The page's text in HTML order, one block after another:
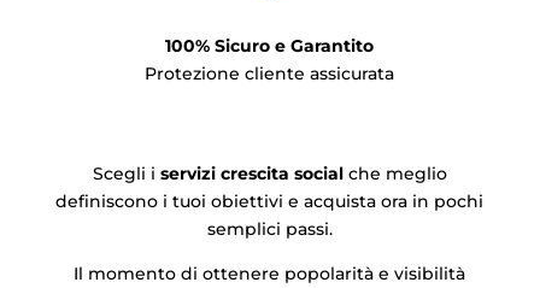
100% Sicuro e Garantito
Protezione cliente assicurata
Scegli i servizi crescita socialche meglio
definiscono i tuoi obiettivi e acquista ora in pochi
semplici passi.
Il momento di ottenere popolarità e visibilità